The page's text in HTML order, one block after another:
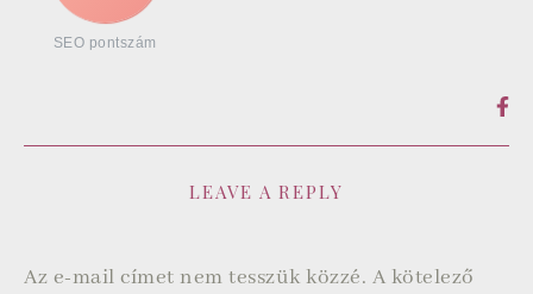
SEO pontszám
LEAVE A REPLY
Az e-mail címet nem tesszük közzé. A kötelező